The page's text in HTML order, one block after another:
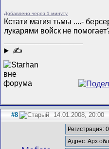
Добавлено через 1 минуту
Кстати магия тьмы ....-
лукарями войск не
✍
#8 14.01.2008, 20:00
Регистрация:
Адрес: Арх.обл